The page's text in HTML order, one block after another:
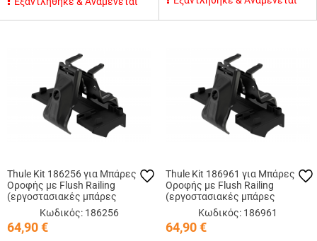
Thule Kit 186256 για Μπάρες
Οροφής με Flush Railing
(εργοστασιακές μπάρες
εφαπτόμενες στην οροφή)
Κωδικός: 186256
64,90€
Thule Kit 186961 για Μπάρες
Οροφής με Flush Railing
(εργοστασιακές μπάρες
εφαπτόμενες στην οροφή)
Κωδικός: 186961
64,90€